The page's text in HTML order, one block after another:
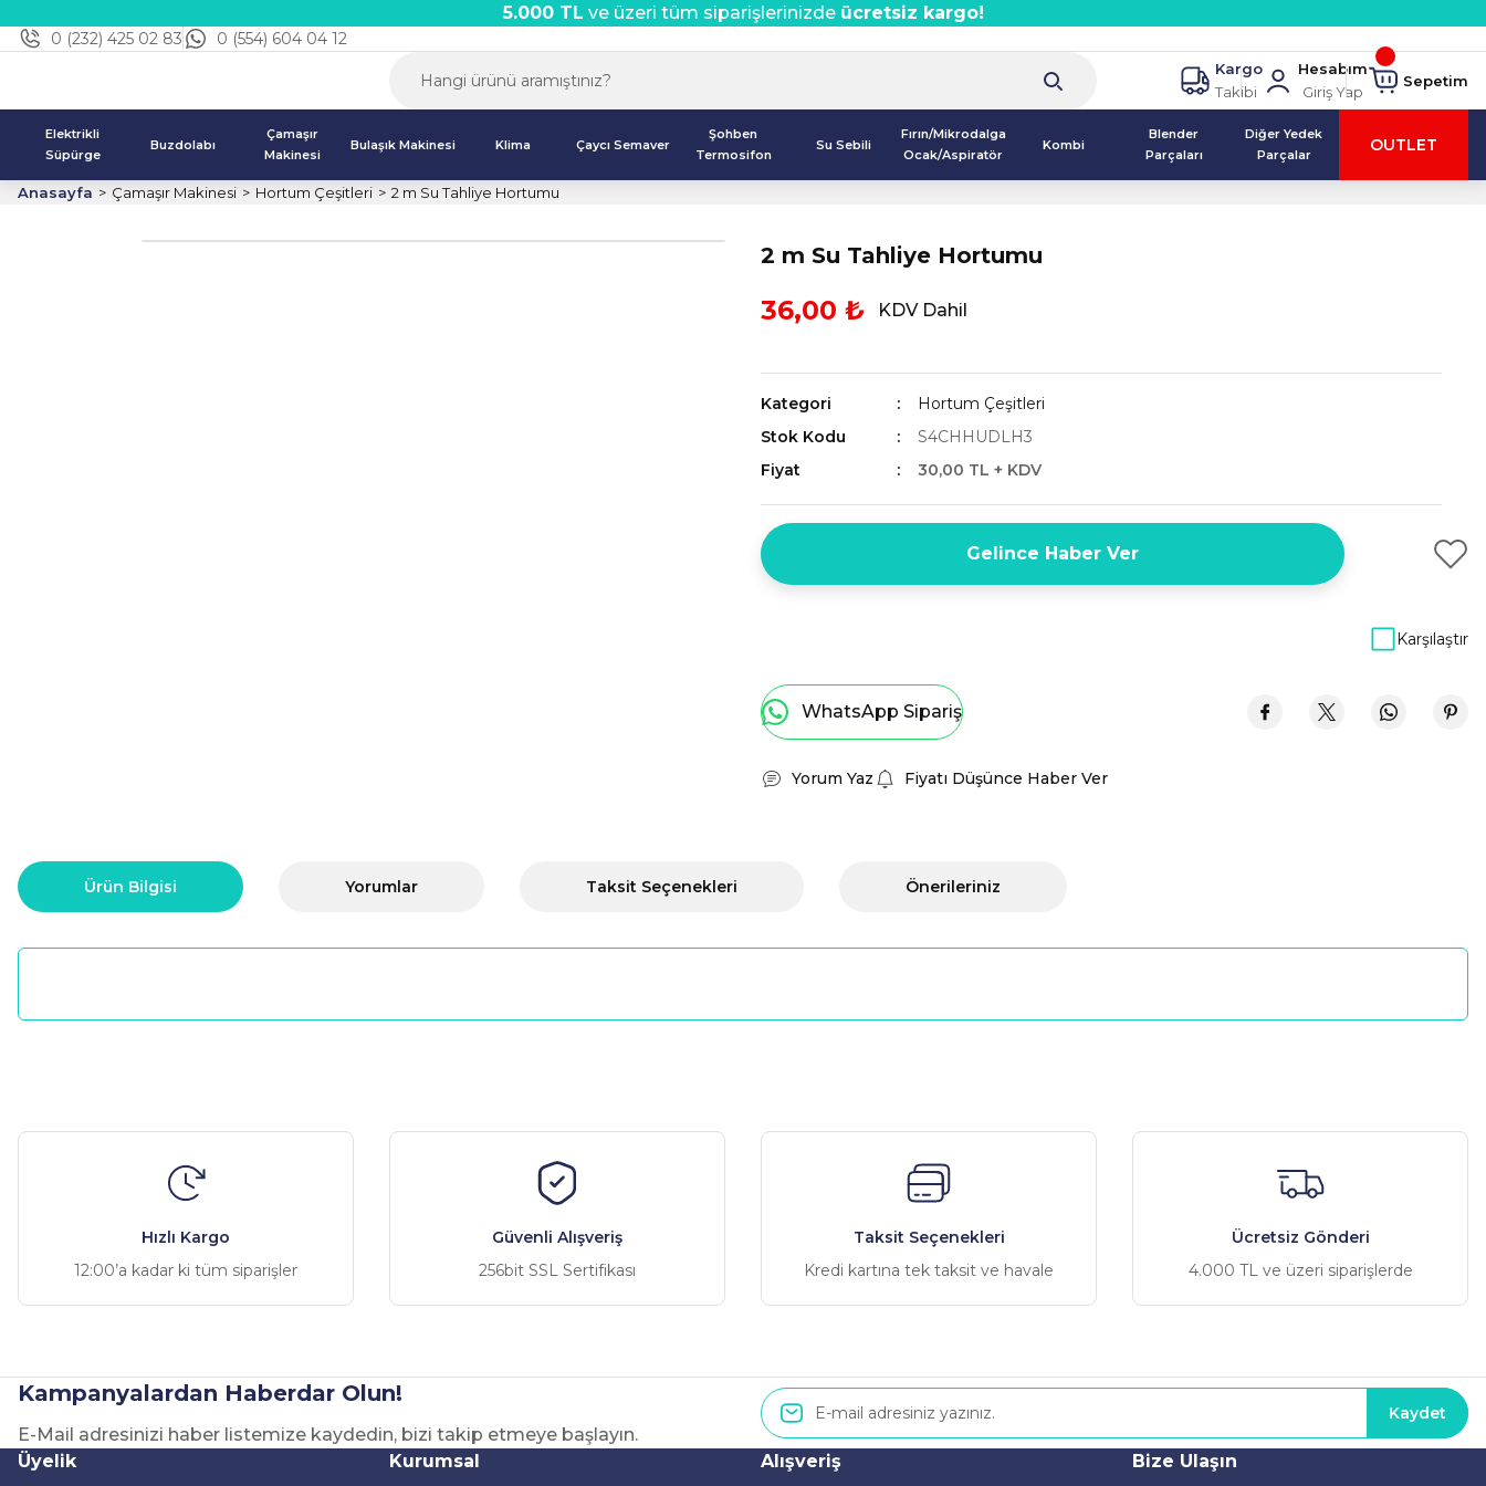
5.000 TL ve üzeri tüm siparişlerinizde ücretsiz kargo!
0 (232) 425 02 83 0 (554) 604 04 12
Kargo
Takibi
Hesabım
Giriş Yap
Sepetim
Elektrikli
Süpürge
Buzdolabı
Çamaşır
Makinesi
Bulaşık Makinesi Klima Çaycı Semaver
Şohben
Termosifon
Su Sebili
Fırın/Mikrodalga
Ocak/Aspiratör
Kombi
Blender
Parçaları
Diğer Yedek
Parçalar
OUTLET
Anasayfa Çamaşır Makinesi Hortum Çeşitleri 2 m Su Tahliye Hortumu
2 m Su Tahliye Hortumu
36,00 ₺ KDV Dahil
Kategori
Hortum Çeşitleri
Stok Kodu
S4CHHUDLH3
Fiyat
30,00 TL + KDV
Gelince Haber Ver
Karşılaştır
WhatsApp Sipariş
Yorum Yaz Fiyatı Düşünce Haber Ver
Ürün Bilgisi Yorumlar Taksit Seçenekleri Önerileriniz
Ürün açıklamasında eksik bilgiler bulunuyor.
Ürün fiyatı diğer sitelerden daha pahalı.
Gönder
Hızlı Kargo
12:00’a kadar ki tüm siparişler
Güvenli Alışveriş
256bit SSL Sertifikası
Taksit Seçenekleri
Kredi kartına tek taksit ve havale
Ücretsiz Gönderi
4.000 TL ve üzeri siparişlerde
Kampanyalardan Haberdar Olun!
E-Mail adresinizi haber listemize kaydedin, bizi takip etmeye başlayın.
Kaydet
Üyelik Kurumsal Alışveriş Bize Ulaşın